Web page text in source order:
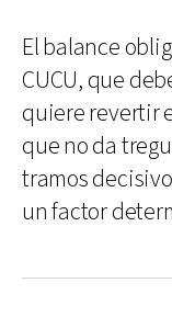
El balance
CUCU, que
quiere revertir
que no da
tramos
un factor